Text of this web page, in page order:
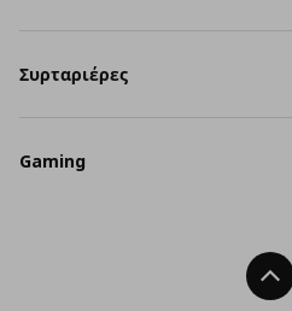
Συρταριέρες
Gaming